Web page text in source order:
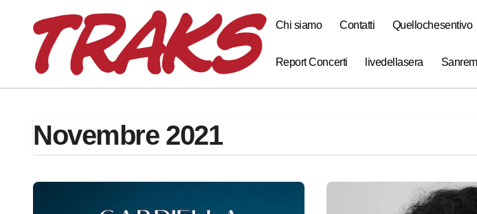
content
Chi siamo Contatti Quellochesentivo
Report Concerti livedellasera
Novembre 2021